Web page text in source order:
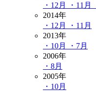
・12月
・11月
2014年
・12月
・11月
2013年
・10月
・7月
2006年
・8月
2005年
・10月